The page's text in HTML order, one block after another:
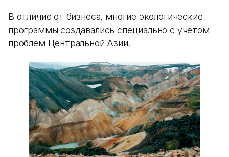
В отличие от бизнеса, многие экологические
программы создавались специально с учетом
проблем Центральной Азии.